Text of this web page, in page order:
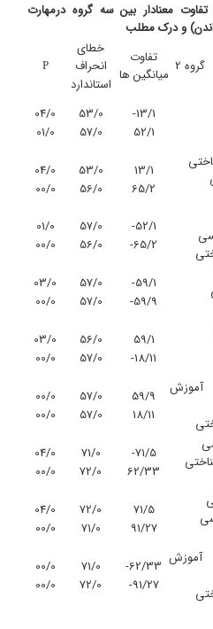
تفاوت معنادار بین سه گروه درمهارت
و درک مطلب
تفاوت
میانگین ها
خطای
انحراف
استاندارد
P
13/1-
52/1
53/0
57/0
04/0
01/0
13/1
65/2
53/0
56/0
04/0
00/0
52/1-
65/2-
57/0
56/0
01/0
00/0
59/1-
59/9-
57/0
57/0
03/0
00/0
59/1
18/11-
56/0
57/0
03/0
00/0
آموزش
59/9
18/11
57/0
57/0
00/0
00/0
71/5-
62/33
71/0
72/0
04/0
00/0
71/5
91/27
72/0
71/0
04/0
00/0
62/33-
91/27-
71/0
72/0
00/0
00/0